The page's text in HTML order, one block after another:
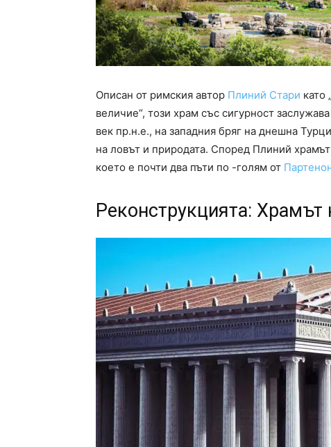
Описан от римския автор Плиний Стари като
величие“, този храм със сигурност
век пр.н.е., на западния бряг на днешна
на ловът и природата. Според Плиний
което е почти два пъти по -голям от
Реконструкцията: